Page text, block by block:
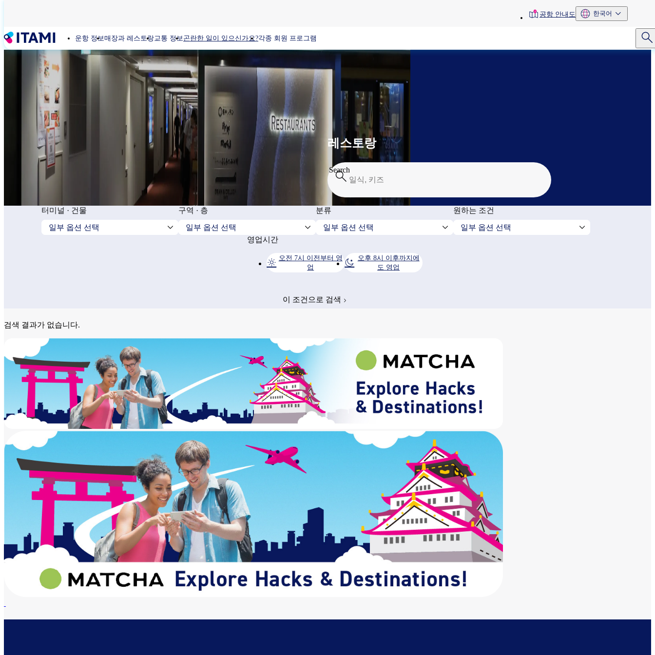
텐
츠
toolbar공항 안내도 한국어
운항 정보매장과 레스토랑교통 정보곤란한 일이 있으신가요?각종 회원 프로그램
레스토랑
Search
터미널 · 건물 구역 · 층 분류 원하는 조건
영업시간
오전 7시 이전부터 영
업
오후 8시 이후까지에
도 영업
이 조건으로 검색
검색 결과가 없습니다.